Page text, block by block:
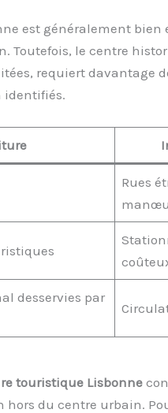
est généralement
Toutefois, le centre
requiert davantage
identifiés.
Rues
desservies par
touristique Lisbonne
hors du centre urbain.